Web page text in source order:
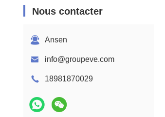
Nous contacter
Ansen
info@groupeve.com
18981870029